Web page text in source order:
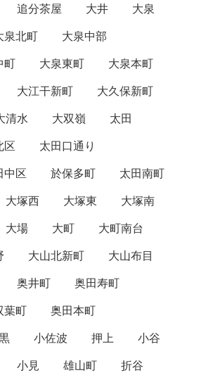
追分茶屋 大井
大泉
泉北町
大泉中部
町 大泉東町
大泉本町
大江干新町
大久保新町
清水 大双嶺
太田
区
太田口通り
中区 於保多町
太田南町
大塚西 大塚東
大塚南
大場 大町
大町南台
大山北新町
大山布目
奥井町
奥田寿町
葉町
奥田本町
小佐波 押上
小谷
小見 雄山町
折谷